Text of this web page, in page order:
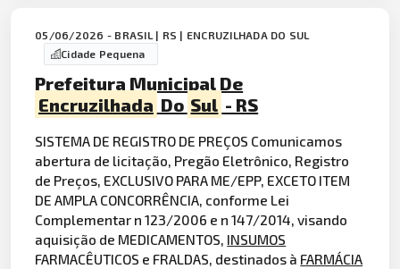
05/06/2026 - BRASIL | RS | ENCRUZILHADA DO SUL
Cidade Pequena
Prefeitura Municipal De
Encruzilhada Do Sul - RS
SISTEMA DE REGISTRO DE PREÇOS Comunicamos
abertura de licitação, Pregão Eletrônico, Registro
de Preços, EXCLUSIVO PARA ME/EPP, EXCETO ITEM
DE AMPLA CONCORRÊNCIA, conforme Lei
Complementar n 123/2006 e n 147/2014, visando
aquisição de MEDICAMENTOS, INSUMOS
FARMACÊUTICOS e FRALDAS, destinados à FARMÁCIA